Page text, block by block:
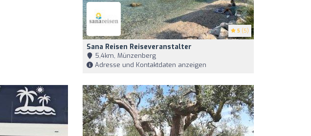
5 (5)
Sana Reisen Reiseveranstalter
5,4km, Münzenberg
Adresse und Kontaktdaten anzeigen